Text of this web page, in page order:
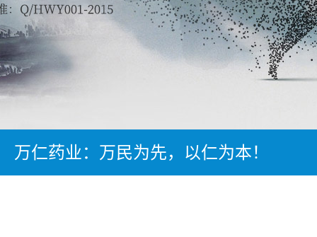
万仁药业：万民为先，以仁为本！